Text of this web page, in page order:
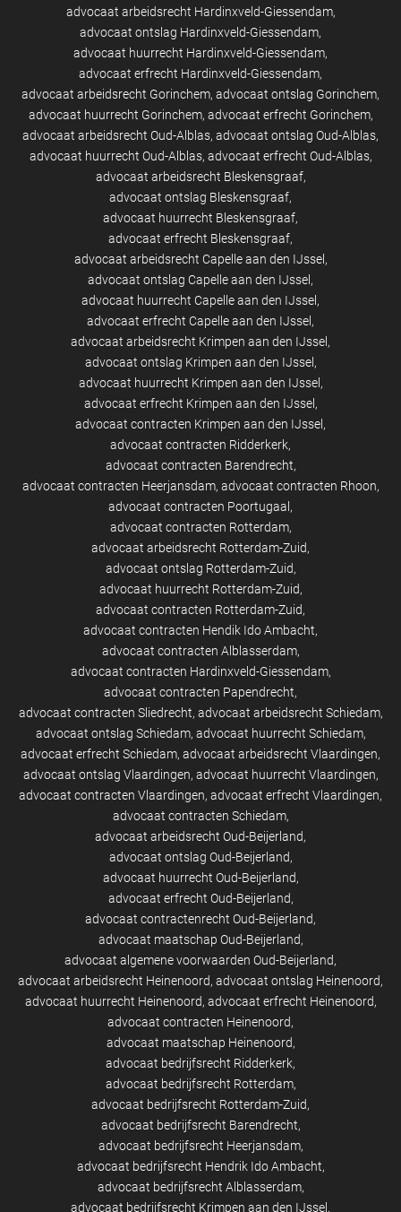
advocaat arbeidsrecht Hardinxveld-Giessendam
advocaat ontslag Hardinxveld-Giessendam
advocaat huurrecht Hardinxveld-Giessendam
advocaat erfrecht Hardinxveld-Giessendam
advocaat arbeidsrecht Gorinchem advocaat ontslag Gorinchem
advocaat huurrecht Gorinchem advocaat erfrecht Gorinchem
advocaat arbeidsrecht Oud-Alblas advocaat ontslag Oud-Alblas
advocaat huurrecht Oud-Alblas advocaat erfrecht Oud-Alblas
advocaat arbeidsrecht Bleskensgraaf
advocaat ontslag Bleskensgraaf
advocaat huurrecht Bleskensgraaf
advocaat erfrecht Bleskensgraaf
advocaat arbeidsrecht Capelle aan den IJssel
advocaat ontslag Capelle aan den IJssel
advocaat huurrecht Capelle aan den IJssel
advocaat erfrecht Capelle aan den IJssel
advocaat arbeidsrecht Krimpen aan den IJssel
advocaat ontslag Krimpen aan den IJssel
advocaat huurrecht Krimpen aan den IJssel
advocaat erfrecht Krimpen aan den IJssel
advocaat contracten Krimpen aan den IJssel
advocaat contracten Ridderkerk
advocaat contracten Barendrecht
advocaat contracten Heerjansdam advocaat contracten Rhoon
advocaat contracten Poortugaal
advocaat contracten Rotterdam
advocaat arbeidsrecht Rotterdam-Zuid
advocaat ontslag Rotterdam-Zuid
advocaat huurrecht Rotterdam-Zuid
advocaat contracten Rotterdam-Zuid
advocaat contracten Hendik Ido Ambacht
advocaat contracten Alblasserdam
advocaat contracten Hardinxveld-Giessendam
advocaat contracten Papendrecht
advocaat contracten Sliedrecht advocaat arbeidsrecht Schiedam
advocaat ontslag Schiedam advocaat huurrecht Schiedam
advocaat erfrecht Schiedam advocaat arbeidsrecht Vlaardingen
advocaat ontslag Vlaardingen advocaat huurrecht Vlaardingen
advocaat contracten Vlaardingen advocaat erfrecht Vlaardingen
advocaat contracten Schiedam
advocaat arbeidsrecht Oud-Beijerland
advocaat ontslag Oud-Beijerland
advocaat huurrecht Oud-Beijerland
advocaat erfrecht Oud-Beijerland
advocaat contractenrecht Oud-Beijerland
advocaat maatschap Oud-Beijerland
advocaat algemene voorwaarden Oud-Beijerland
advocaat arbeidsrecht Heinenoord advocaat ontslag Heinenoord
advocaat huurrecht Heinenoord advocaat erfrecht Heinenoord
advocaat contracten Heinenoord
advocaat maatschap Heinenoord
advocaat bedrijfsrecht Ridderkerk
advocaat bedrijfsrecht Rotterdam
advocaat bedrijfsrecht Rotterdam-Zuid
advocaat bedrijfsrecht Barendrecht
advocaat bedrijfsrecht Heerjansdam
advocaat bedrijfsrecht Hendrik Ido Ambacht
advocaat bedrijfsrecht Alblasserdam
advocaat bedrijfsrecht Krimpen aan den IJssel